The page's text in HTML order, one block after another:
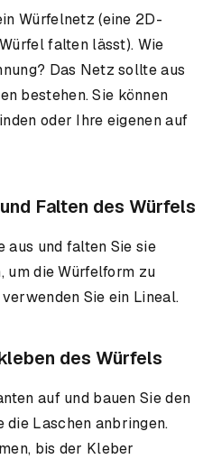
Würfelnetz (eine 2D-
falten lässt). Wie
Das Netz sollte aus
bestehen. Sie können
oder Ihre eigenen auf
Falten des Würfels
aus und falten Sie sie
um die Würfelform zu
Sie ein Lineal.
des Würfels
auf und bauen Sie den
die Laschen anbringen.
bis der Kleber